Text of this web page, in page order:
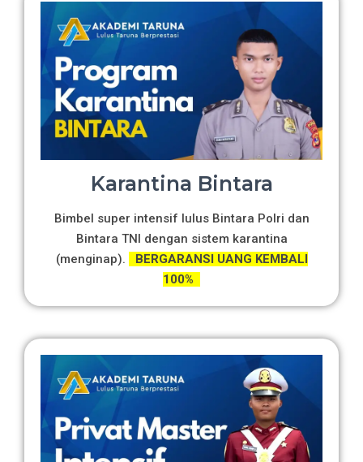
Karantina Bintara
Bimbel super intensif lulus Bintara Polri dan
Bintara TNI dengan sistem karantina
(menginap).
BERGARANSI UANG KEMBALI
100%